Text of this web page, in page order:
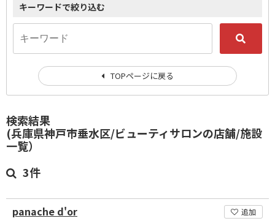
検索結果
(兵庫県神戸市垂水区/ビューティサロンの店舗/施設
一覧）
3件
panache d'or 追加
キーワードで絞り込む
TOPページに戻る